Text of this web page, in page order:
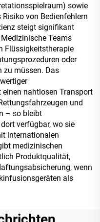
sowie
von Bedienfehlern
steigt signifikant
Teams
Flüssigkeitstherapie
oder
zu müssen. Das
nahtlosen Transport
und
– so bleibt
verfügbar, wo sie
internationalen
medizinischen
Produktqualität,
wenn
als